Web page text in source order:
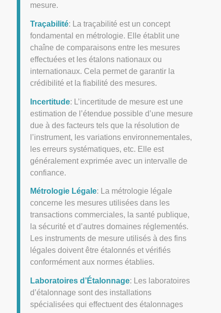
mesure.
Traçabilité: La traçabilité est un concept
fondamental en métrologie. Elle établit une
chaîne de comparaisons entre les mesures
effectuées et les étalons nationaux ou
internationaux. Cela permet de garantir la
crédibilité et la fiabilité des mesures.
Incertitude: L’incertitude de mesure est une
estimation de l’étendue possible d’une mesure
due à des facteurs tels que la résolution de
l’instrument, les variations environnementales,
les erreurs systématiques, etc. Elle est
généralement exprimée avec un intervalle de
confiance.
Métrologie Légale: La métrologie légale
concerne les mesures utilisées dans les
transactions commerciales, la santé publique,
la sécurité et d’autres domaines réglementés.
Les instruments de mesure utilisés à des fins
légales doivent être étalonnés et vérifiés
conformément aux normes établies.
Laboratoires d’Étalonnage: Les laboratoires
d’étalonnage sont des installations
spécialisées qui effectuent des étalonnages